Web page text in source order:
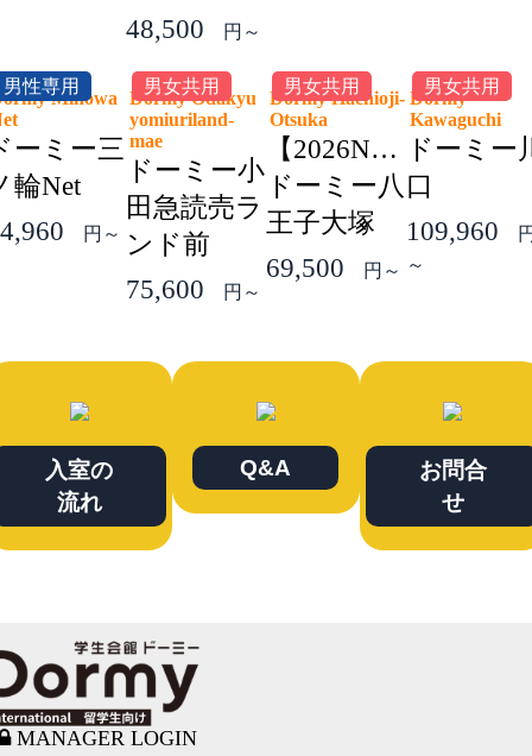
48,500
円～
男性専用
Minowa
ーミー三
輪Net
円～
男女共用
Dormy Odakyu
yomiuriland-
mae
ドーミー小
田急読売ラ
ンド前
75,600
円～
男女共用
Dormy Hachioji-
Otsuka
【2026NEW】
ドーミー八
王子大塚
69,500
円～
男女共用
Dormy
Kawaguchi
ドーミー
口
109,960
～
入室の
流れ
Q&A
お問合
せ
MANAGER LOGIN